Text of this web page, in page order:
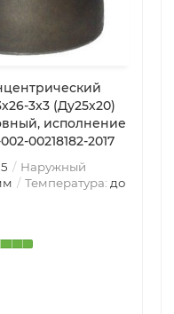
3х3 (Ду25х20)
исполнение
00218182-2017
Наружный
Температура: до